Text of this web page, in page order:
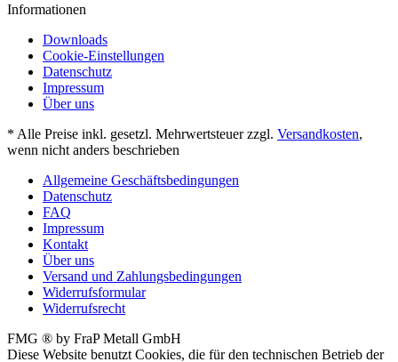
Informationen
Downloads
Cookie-Einstellungen
Datenschutz
Impressum
Über uns
* Alle Preise inkl. gesetzl. Mehrwertsteuer zzgl. Versandkosten,
wenn nicht anders beschrieben
Allgemeine Geschäftsbedingungen
Datenschutz
FAQ
Impressum
Kontakt
Über uns
Versand und Zahlungsbedingungen
Widerrufsformular
Widerrufsrecht
FMG ® by FraP Metall GmbH
Diese Website benutzt Cookies, die für den technischen Betrieb der